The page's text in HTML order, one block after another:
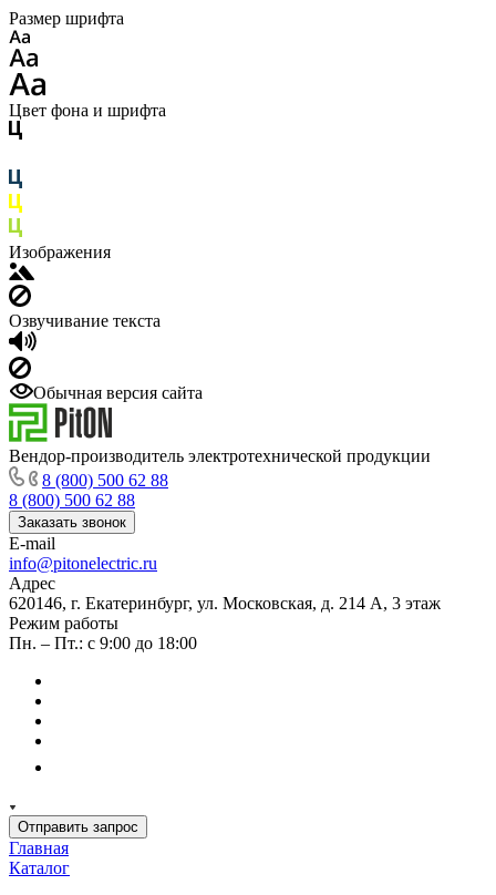
Размер шрифта
Цвет фона и шрифта
Изображения
Озвучивание текста
Обычная версия сайта
Вендор-производитель электротехнической продукции
8 (800) 500 62 88
8 (800) 500 62 88
Заказать звонок
E-mail
info@pitonelectric.ru
Адрес
620146, г. Екатеринбург, ул. Московская, д. 214 А, 3 этаж
Режим работы
Пн. – Пт.: с 9:00 до 18:00
Отправить запрос
Главная
Каталог